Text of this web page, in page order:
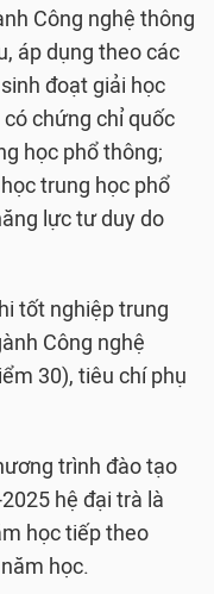
Công nghệ thông
áp dụng theo các
đoạt giải học
chứng chỉ quốc
học phổ thông;
trung học phổ
lực tư duy do
tốt nghiệp trung
Công nghệ
30), tiêu chí phụ
trình đào tạo
hệ đại trà là
học tiếp theo
học.